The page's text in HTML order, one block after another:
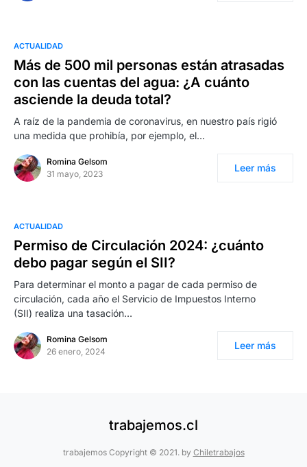
ACTUALIDAD
Más de 500 mil personas están atrasadas
con las cuentas del agua: ¿A cuánto
asciende la deuda total?
A raíz de la pandemia de coronavirus, en nuestro país rigió
una medida que prohibía, por ejemplo, el…
Romina Gelsom
31 mayo, 2023
Leer más
ACTUALIDAD
Permiso de Circulación 2024: ¿cuánto
debo pagar según el SII?
Para determinar el monto a pagar de cada permiso de
circulación, cada año el Servicio de Impuestos Interno
(SII) realiza una tasación…
Romina Gelsom
26 enero, 2024
Leer más
trabajemos.cl
trabajemos Copyright © 2021. by Chiletrabajos